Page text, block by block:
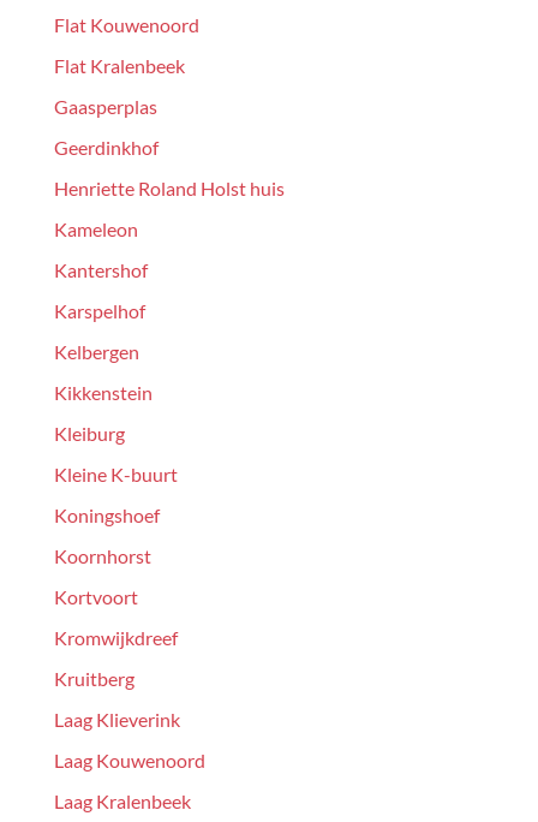
Flat Kouwenoord
Flat Kralenbeek
Gaasperplas
Geerdinkhof
Henriette Roland Holst huis
Kameleon
Kantershof
Karspelhof
Kelbergen
Kikkenstein
Kleiburg
Kleine K-buurt
Koningshoef
Koornhorst
Kortvoort
Kromwijkdreef
Kruitberg
Laag Klieverink
Laag Kouwenoord
Laag Kralenbeek